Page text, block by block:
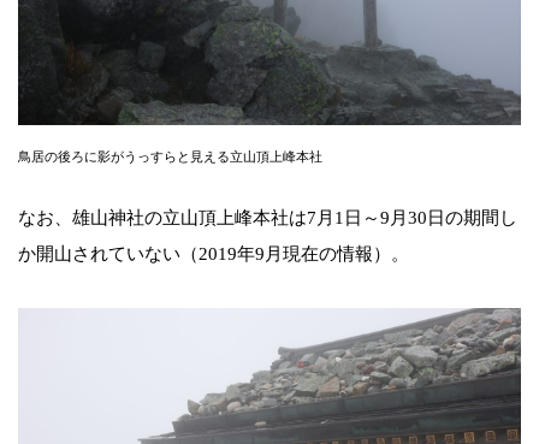
鳥居の後ろに影がうっすらと見える立山頂上峰本社
なお、雄山神社の立山頂上峰本社は7月1日～9月30日の期間し
か開山されていない（2019年9月現在の情報）。